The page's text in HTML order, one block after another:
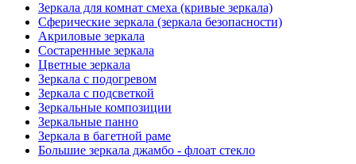
Зеркала для комнат смеха (кривые зеркала)
Сферические зеркала (зеркала безопасности)
Акриловые зеркала
Состаренные зеркала
Цветные зеркала
Зеркала с подогревом
Зеркала с подсветкой
Зеркальные композиции
Зеркальные панно
Зеркала в багетной раме
Большие зеркала джамбо - флоат стекло